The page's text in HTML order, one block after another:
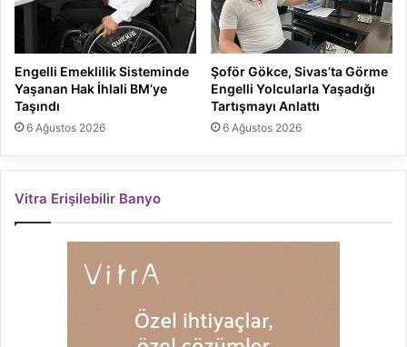
Engelli Emeklilik Sisteminde
Yaşanan Hak İhlali BM’ye
Taşındı
6 Ağustos 2026
Şoför Gökce, Sivas’ta Görme
Engelli Yolcularla Yaşadığı
Tartışmayı Anlattı
6 Ağustos 2026
Vitra Erişilebilir Banyo